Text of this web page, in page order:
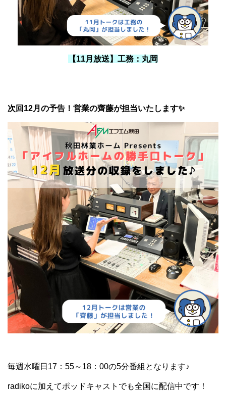
【11月放送】工務：丸岡
次回12月の予告！営業の齊藤が担当いたします✨
毎週水曜日17：55～18：00の5分番組となります♪
radikoに加えてポッドキャストでも全国に配信中です！